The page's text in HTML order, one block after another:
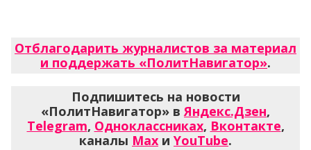
Отблагодарить журналистов за материал
и поддержать «ПолитНавигатор».
Подпишитесь на новости
«ПолитНавигатор» вЯндекс.Дзен,
Telegram, Одноклассниках, Вконтакте,
каналы Max и YouTube.